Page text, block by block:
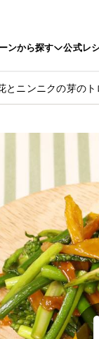
ンから探す 公式レ
とニンニクの芽の